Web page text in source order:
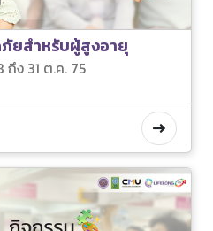
ยสำหรับผู้สูงอายุ
ถึง 31 ต.ค. 75